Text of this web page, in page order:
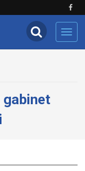
gabinet